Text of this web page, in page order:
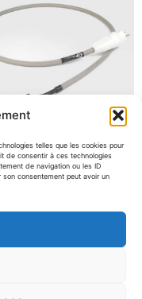
telles que les cookies pour
de consentir à ces technologies
de navigation ou les ID
consentement peut avoir un
Company Shawline
Chord 16A (1.5
€